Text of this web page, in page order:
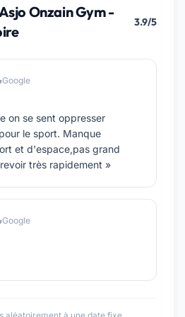
Onzain Gym -
3.9/5
Google
on se sent oppresser
le sport. Manque
et d'espace,pas grand
très rapidement »
Google